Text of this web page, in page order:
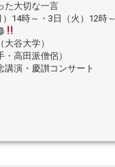
た大切な一言
14時～・3日（火）12時～
谷大学）
高田派僧侶）
講演・慶讃コンサート